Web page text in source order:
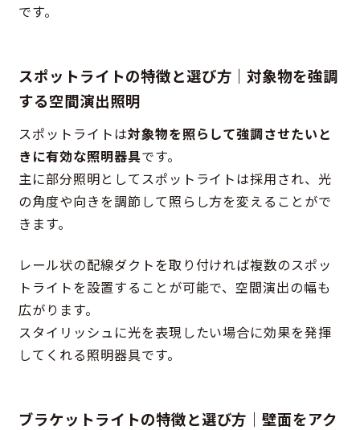
です。
スポットライトの特徴と選び方｜対象物を強調
する空間演出照明
スポットライトは対象物を照らして強調させたいと
きに有効な照明器具です。
主に部分照明としてスポットライトは採用され、光
の角度や向きを調節して照らし方を変えることがで
きます。
レール状の配線ダクトを取り付ければ複数のスポッ
トライトを設置することが可能で、空間演出の幅も
広がります。
スタイリッシュに光を表現したい場合に効果を発揮
してくれる照明器具です。
ブラケットライトの特徴と選び方｜壁面をアク